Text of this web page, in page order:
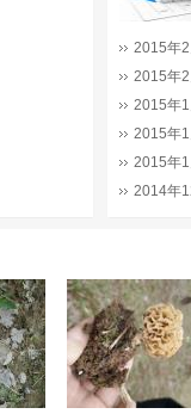
2015年
2015年
2015年
2015年
2015年
2014年